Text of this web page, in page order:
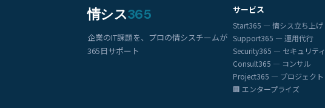
情シス365
企業のIT課題を、プロの情シスチームが
365日サポート
サービス
Start365 — 情シス立ち上げ
Support365 — 運用代行
Security365 — セキュリティ
Consult365 — コンサル
Project365 — プロジェクト
🏢 エンタープライズ